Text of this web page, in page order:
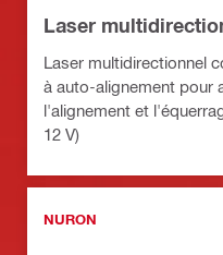
Laser
Laser multidirectionnel
à auto-alignement pour
l'alignement et
12 V)
NURON